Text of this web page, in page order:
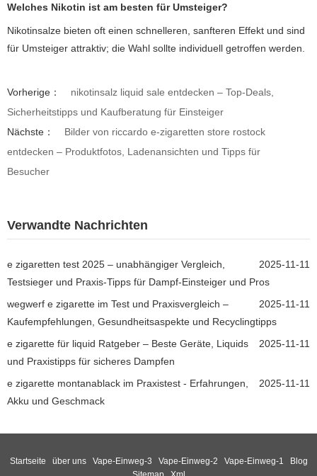
Welches Nikotin ist am besten für Umsteiger?
Nikotinsalze bieten oft einen schnelleren, sanfteren Effekt und sind
für Umsteiger attraktiv; die Wahl sollte individuell getroffen werden.
Vorherige：
nikotinsalz liquid sale entdecken – Top-Deals,
Sicherheitstipps und Kaufberatung für Einsteiger
Nächste：
Bilder von riccardo e-zigaretten store rostock
entdecken – Produktfotos, Ladenansichten und Tipps für
Besucher
Verwandte Nachrichten
2025-11-11
e zigaretten test 2025 – unabhängiger Vergleich,
Testsieger und Praxis-Tipps für Dampf-Einsteiger und Pros
2025-11-11
wegwerf e zigarette im Test und Praxisvergleich –
Kaufempfehlungen, Gesundheitsaspekte und Recyclingtipps
2025-11-11
e zigarette für liquid Ratgeber – Beste Geräte, Liquids
und Praxistipps für sicheres Dampfen
2025-11-11
e zigarette montanablack im Praxistest - Erfahrungen,
Akku und Geschmack
Startseite über uns Vape-Einweg-3 Vape-Einweg-2 Vape-Einweg-1
Blog